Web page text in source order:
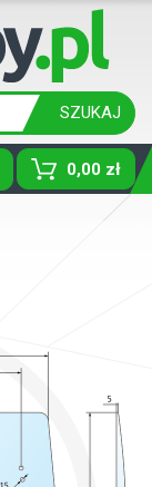
SZUKAJ
0,00 zł